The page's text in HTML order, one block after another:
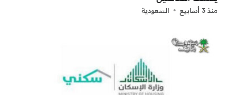
منذ 3 أسابيع السعودية